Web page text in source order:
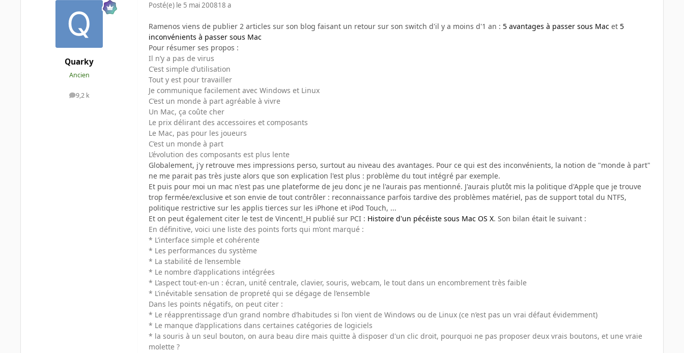
Quarky
Ancien
9,2 k
messages
Posté(e) le 5 mai 200818 a
Ramenos viens de publier 2 articles sur son blog faisant un retour sur son switch d'il y a moins d'1 an : 5 avantages à passer sous Mac et 5
inconvénients à passer sous Mac
Pour résumer ses propos :
Il n’y a pas de virus
C’est simple d’utilisation
Tout y est pour travailler
Je communique facilement avec Windows et Linux
C’est un monde à part agréable à vivre
Un Mac, ça coûte cher
Le prix délirant des accessoires et composants
Le Mac, pas pour les joueurs
C’est un monde à part
L’évolution des composants est plus lente
Globalement, j'y retrouve mes impressions perso, surtout au niveau des avantages. Pour ce qui est des inconvénients, la notion de "monde à part"
ne me parait pas très juste alors que son explication l'est plus : problème du tout intégré par exemple.
Et puis pour moi un mac n'est pas une plateforme de jeu donc je ne l'aurais pas mentionné. J'aurais plutôt mis la politique d'Apple que je trouve
trop fermée/exclusive et son envie de tout contrôler : reconnaissance parfois tardive des problèmes matériel, pas de support total du NTFS,
politique restrictive sur les applis tierces sur les iPhone et iPod Touch, ...
Et on peut également citer le test de Vincent!_H publié sur PCI : Histoire d'un pécéiste sous Mac OS X. Son bilan était le suivant :
En définitive, voici une liste des points forts qui m’ont marqué :
* L’interface simple et cohérente
* Les performances du système
* La stabilité de l’ensemble
* Le nombre d’applications intégrées
* L’aspect tout-en-un : écran, unité centrale, clavier, souris, webcam, le tout dans un encombrement très faible
* L’inévitable sensation de propreté qui se dégage de l’ensemble
Dans les points négatifs, on peut citer :
* Le réapprentissage d’un grand nombre d’habitudes si l’on vient de Windows ou de Linux (ce n’est pas un vrai défaut évidemment)
* Le manque d’applications dans certaines catégories de logiciels
* la souris à un seul bouton, on aura beau dire mais quitte à disposer d'un clic droit, pourquoi ne pas proposer deux vrais boutons, et une vraie
molette ?